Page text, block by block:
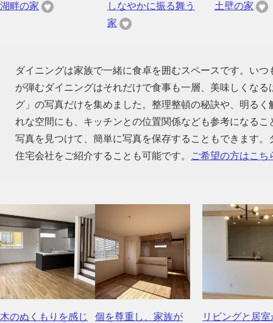
湖畔の家
しなやかに振る舞う
家
土壁の家
ダイニングは家族で一緒に食卓を囲むスペースです。い
が弾むダイニングはそれだけで食事も一層、美味しくな
グ」の写真だけを集めました。整理整頓の秘訣や、明る
れな空間にも、キッチンとの位置関係なども参考になる
写真を見つけて、簡単に写真を保存することもできます
住宅会社をご紹介することも可能です。
ご希望の方はこち
木のぬくもりを感じ
個を尊重し、家族が
リビングと居室